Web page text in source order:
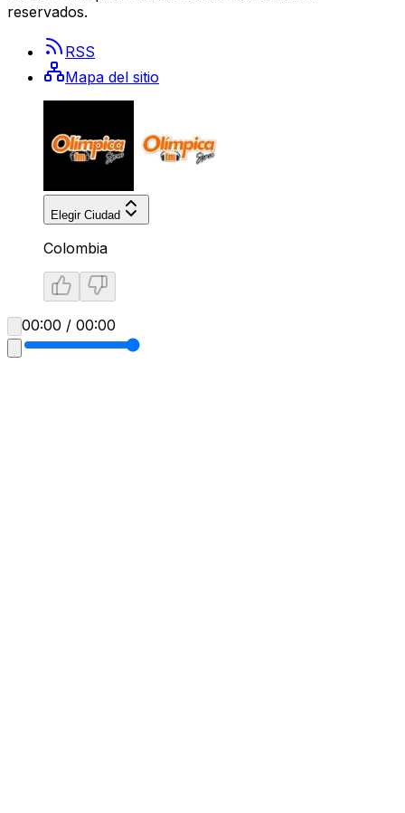
reservados.
RSS
Mapa del sitio
Elegir Ciudad
Colombia
00:00 / 00:00